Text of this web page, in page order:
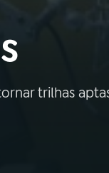
trilhas